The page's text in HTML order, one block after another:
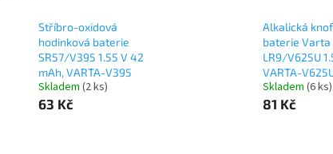
Stříbro-oxidová
hodinková baterie
SR57/V395 1.55 V 42
mAh, VARTA-V395
Skladem (2 ks)
63 Kč
Alkalická
baterie Varta
LR9/V625U
VARTA-
Skladem (6 ks)
81 Kč